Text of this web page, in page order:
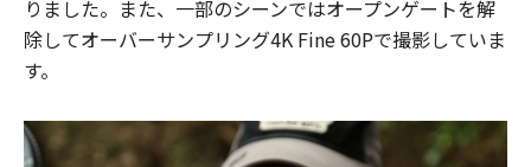
りました。また、一部のシーンではオープンゲートを解
除してオーバーサンプリング4K Fine 60Pで撮影していま
す。